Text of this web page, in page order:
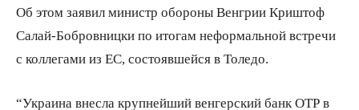
Об этом заявил министр обороны Венгрии Криштоф
Салай-Бобровницки по итогам неформальной встречи
с коллегами из ЕС, состоявшейся в Толедо.
“Украина внесла крупнейший венгерский банк OTP в